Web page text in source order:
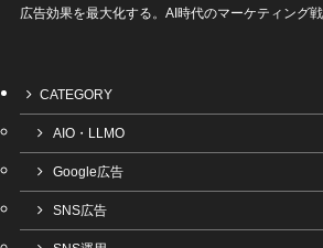
広告効果を最大化する。AI時代のマーケティング
CATEGORY
AIO・LLMO
Google広告
SNS広告